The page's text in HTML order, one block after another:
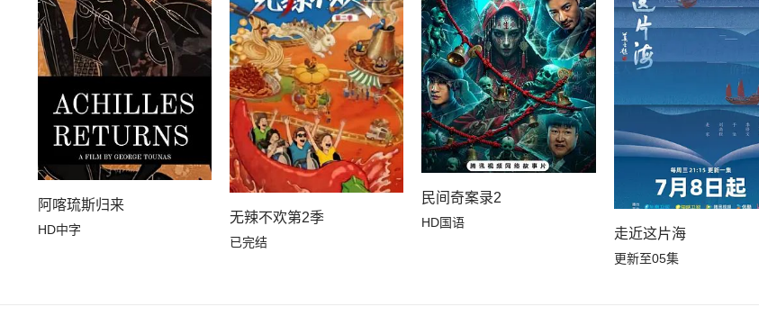
阿喀琉斯归来
HD中字
无辣不欢第2季
已完结
民间奇案录2
HD国语
走近这片海
更新至05集